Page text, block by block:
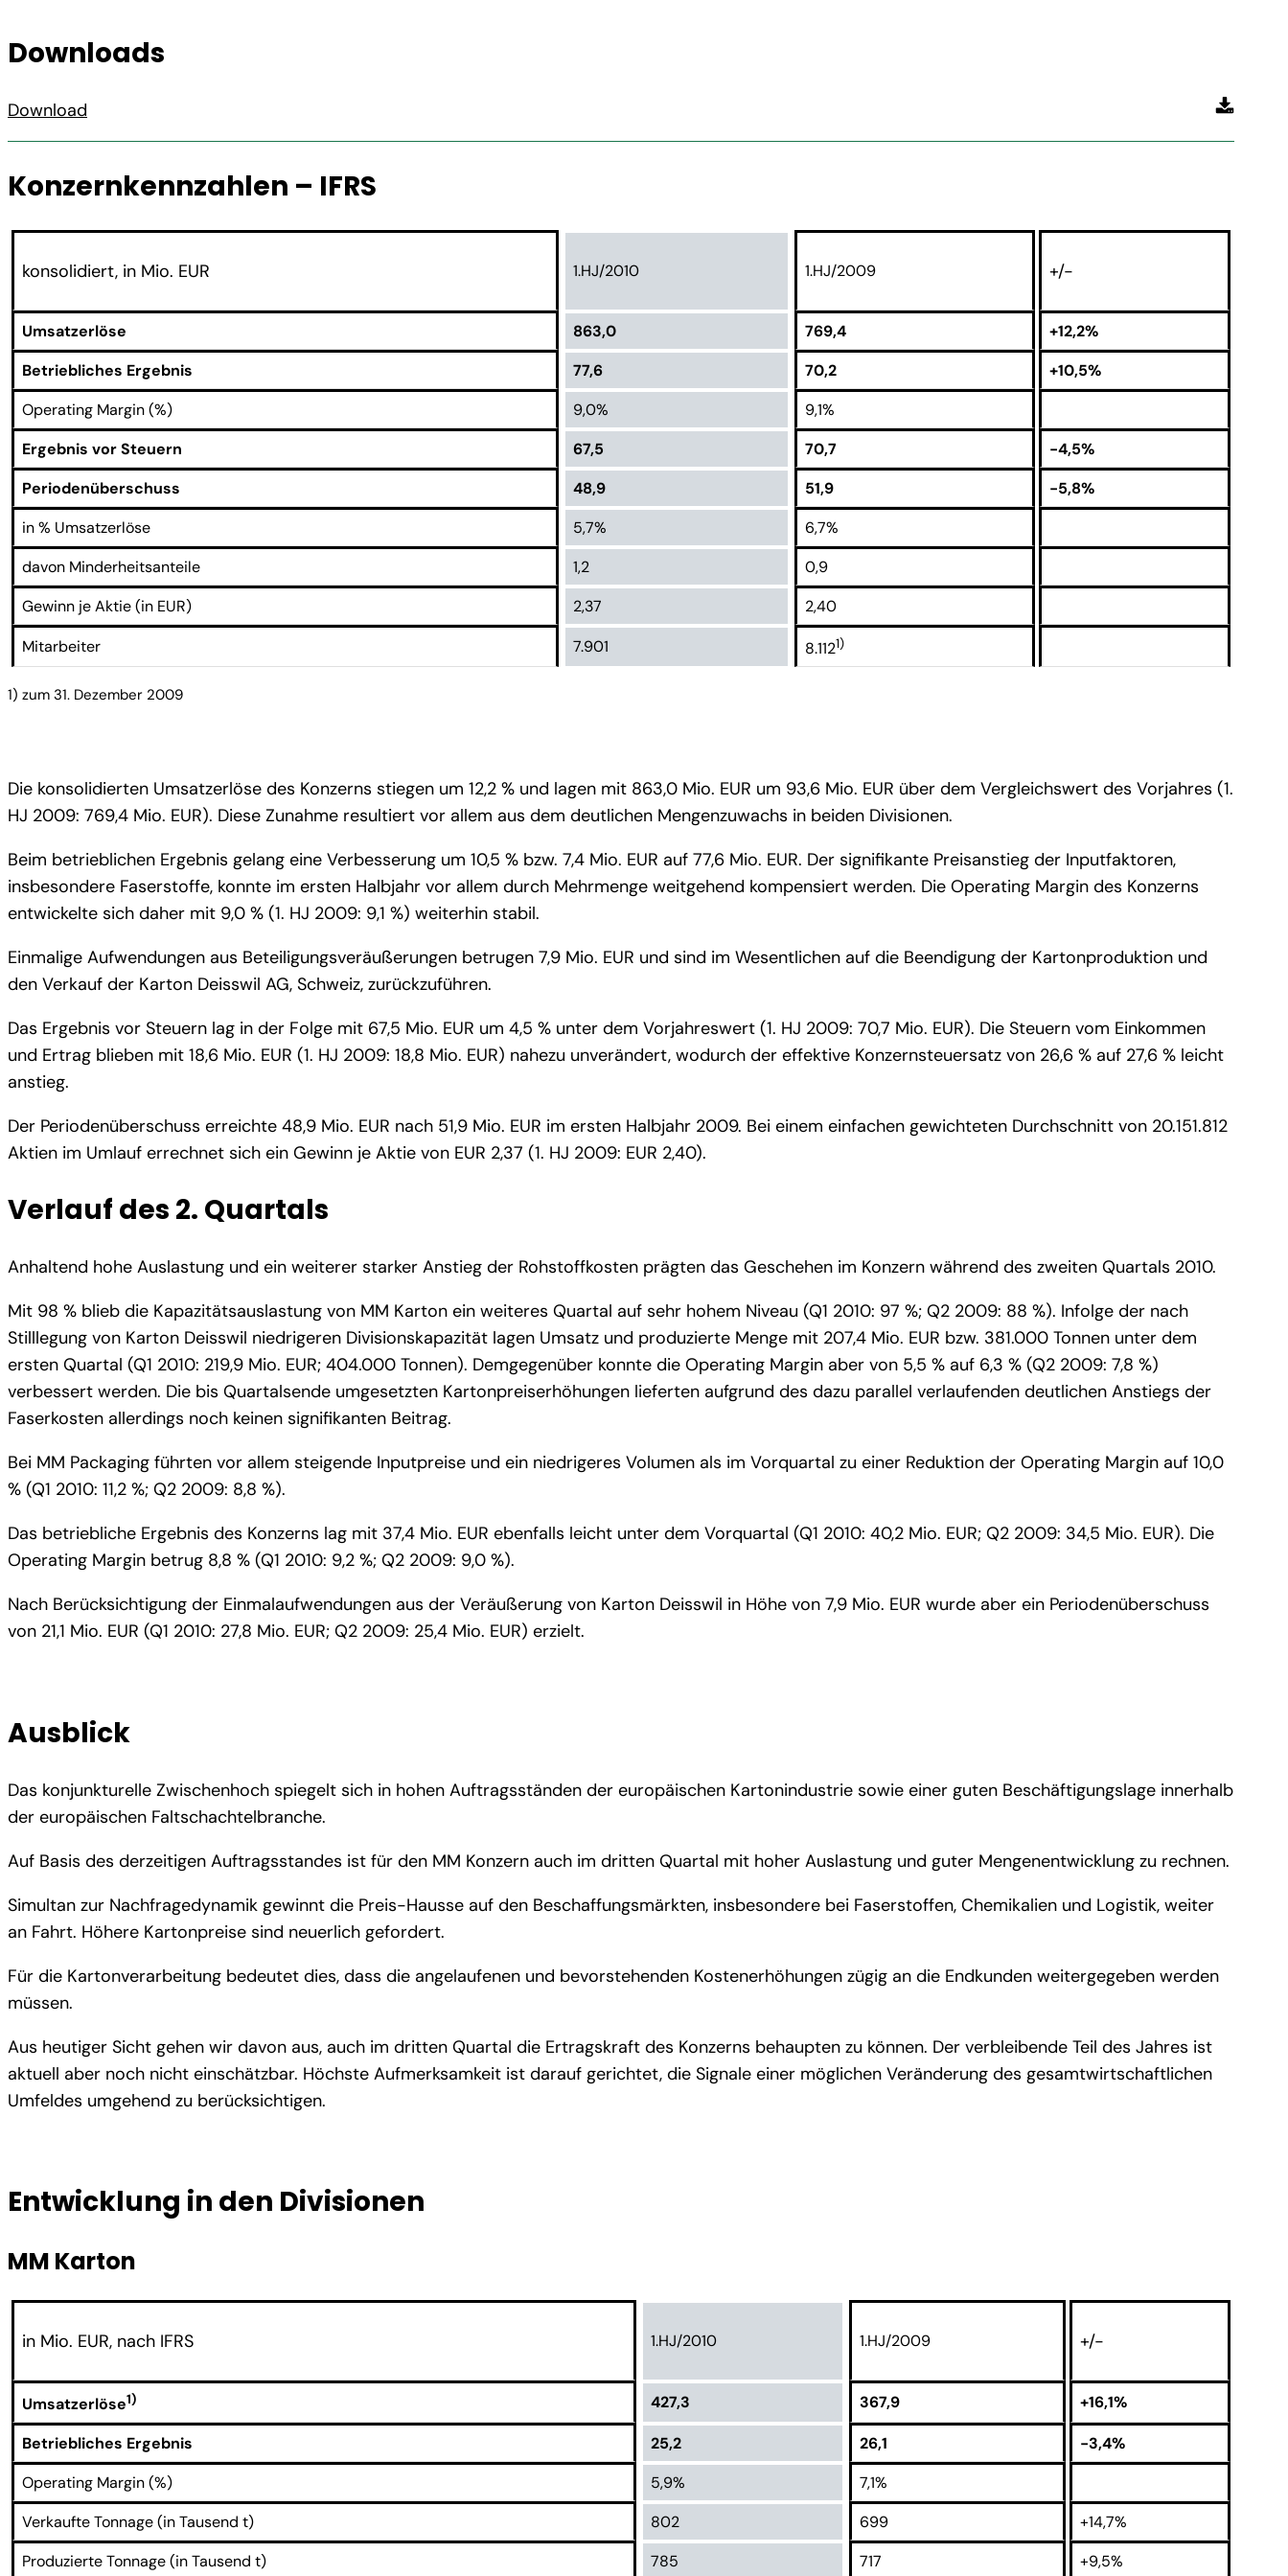
Downloads
Download
Konzernkennzahlen – IFRS
konsolidiert, in Mio. EUR 1.HJ/2010 1.HJ/2009 +/-
Umsatzerlöse 863,0 769,4
+12,2%
Betriebliches Ergebnis
77,6 70,2
+10,5%
Operating Margin (%)
9,0%
9,1%
Ergebnis vor Steuern
67,5 70,7
-4,5%
Periodenüberschuss
48,9 51,9
-5,8%
in % Umsatzerlöse
5,7%
6,7%
davon Minderheitsanteile
1,2
0,9
Gewinn je Aktie (in EUR)
2,37
2,40
Mitarbeiter
7.901 8.1121)
1) zum 31. Dezember 2009
Die konsolidierten Umsatzerlöse des Konzerns stiegen um 12,2 % und lagen mit 863,0 Mio. EUR um 93,6 Mio. EUR über dem Vergleichswert des Vorjahres (1.
HJ 2009: 769,4 Mio. EUR). Diese Zunahme resultiert vor allem aus dem deutlichen Mengenzuwachs in beiden Divisionen.
Beim betrieblichen Ergebnis gelang eine Verbesserung um 10,5 % bzw. 7,4 Mio. EUR auf 77,6 Mio. EUR. Der signifikante Preisanstieg der Inputfaktoren,
insbesondere Faserstoffe, konnte im ersten Halbjahr vor allem durch Mehrmenge weitgehend kompensiert werden. Die Operating Margin des Konzerns
entwickelte sich daher mit 9,0 % (1. HJ 2009: 9,1 %) weiterhin stabil.
Einmalige Aufwendungen aus Beteiligungsveräußerungen betrugen 7,9 Mio. EUR und sind im Wesentlichen auf die Beendigung der Kartonproduktion und
den Verkauf der Karton Deisswil AG, Schweiz, zurückzuführen.
Das Ergebnis vor Steuern lag in der Folge mit 67,5 Mio. EUR um 4,5 % unter dem Vorjahreswert (1. HJ 2009: 70,7 Mio. EUR). Die Steuern vom Einkommen
und Ertrag blieben mit 18,6 Mio. EUR (1. HJ 2009: 18,8 Mio. EUR) nahezu unverändert, wodurch der effektive Konzernsteuersatz von 26,6 % auf 27,6 % leicht
anstieg.
Der Periodenüberschuss erreichte 48,9 Mio. EUR nach 51,9 Mio. EUR im ersten Halbjahr 2009. Bei einem einfachen gewichteten Durchschnitt von 20.151.812
Aktien im Umlauf errechnet sich ein Gewinn je Aktie von EUR 2,37 (1. HJ 2009: EUR 2,40).
Verlauf des 2. Quartals
Anhaltend hohe Auslastung und ein weiterer starker Anstieg der Rohstoffkosten prägten das Geschehen im Konzern während des zweiten Quartals 2010.
Mit 98 % blieb die Kapazitätsauslastung von MM Karton ein weiteres Quartal auf sehr hohem Niveau (Q1 2010: 97 %; Q2 2009: 88 %). Infolge der nach
Stilllegung von Karton Deisswil niedrigeren Divisionskapazität lagen Umsatz und produzierte Menge mit 207,4 Mio. EUR bzw. 381.000 Tonnen unter dem
ersten Quartal (Q1 2010: 219,9 Mio. EUR; 404.000 Tonnen). Demgegenüber konnte die Operating Margin aber von 5,5 % auf 6,3 % (Q2 2009: 7,8 %)
verbessert werden. Die bis Quartalsende umgesetzten Kartonpreiserhöhungen lieferten aufgrund des dazu parallel verlaufenden deutlichen Anstiegs der
Faserkosten allerdings noch keinen signifikanten Beitrag.
Bei MM Packaging führten vor allem steigende Inputpreise und ein niedrigeres Volumen als im Vorquartal zu einer Reduktion der Operating Margin auf 10,0
% (Q1 2010: 11,2 %; Q2 2009: 8,8 %).
Das betriebliche Ergebnis des Konzerns lag mit 37,4 Mio. EUR ebenfalls leicht unter dem Vorquartal (Q1 2010: 40,2 Mio. EUR; Q2 2009: 34,5 Mio. EUR). Die
Operating Margin betrug 8,8 % (Q1 2010: 9,2 %; Q2 2009: 9,0 %).
Nach Berücksichtigung der Einmalaufwendungen aus der Veräußerung von Karton Deisswil in Höhe von 7,9 Mio. EUR wurde aber ein Periodenüberschuss
von 21,1 Mio. EUR (Q1 2010: 27,8 Mio. EUR; Q2 2009: 25,4 Mio. EUR) erzielt.
Ausblick
Das konjunkturelle Zwischenhoch spiegelt sich in hohen Auftragsständen der europäischen Kartonindustrie sowie einer guten Beschäftigungslage innerhalb
der europäischen Faltschachtelbranche.
Auf Basis des derzeitigen Auftragsstandes ist für den MM Konzern auch im dritten Quartal mit hoher Auslastung und guter Mengenentwicklung zu rechnen.
Simultan zur Nachfragedynamik gewinnt die Preis-Hausse auf den Beschaffungsmärkten, insbesondere bei Faserstoffen, Chemikalien und Logistik, weiter
an Fahrt. Höhere Kartonpreise sind neuerlich gefordert.
Für die Kartonverarbeitung bedeutet dies, dass die angelaufenen und bevorstehenden Kostenerhöhungen zügig an die Endkunden weitergegeben werden
müssen.
Aus heutiger Sicht gehen wir davon aus, auch im dritten Quartal die Ertragskraft des Konzerns behaupten zu können. Der verbleibende Teil des Jahres ist
aktuell aber noch nicht einschätzbar. Höchste Aufmerksamkeit ist darauf gerichtet, die Signale einer möglichen Veränderung des gesamtwirtschaftlichen
Umfeldes umgehend zu berücksichtigen.
Entwicklung in den Divisionen
MM Karton
in Mio. EUR, nach IFRS 1.HJ/2010 1.HJ/2009 +/-
Umsatzerlöse1) 427,3 367,9 +16,1%
Betriebliches Ergebnis 25,2 26,1
-3,4%
Operating Margin (%)
5,9%
7,1%
Verkaufte Tonnage (in Tausend t)
802 699
+14,7%
Produzierte Tonnage (in Tausend t)
785 717 +9,5%